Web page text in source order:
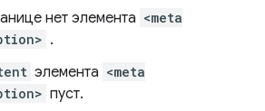
нет элемента <meta
.
элемента <meta
пуст.